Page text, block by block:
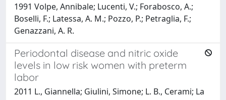
1991 Volpe, Annibale; Lucenti, V.; Forabosco, A.;
Boselli, F.; Latessa, A. M.; Pozzo, P.; Petraglia, F.;
Genazzani, A. R.
Periodontal disease and nitric oxide
levels in low risk women with preterm
labor
2011 L., Giannella; Giulini, Simone; L. B., Cerami; La